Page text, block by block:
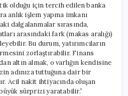
olduğu için tercih edilen banka
anlık işlem yapma imkanı
dalgalanmalar sırasında,
arasındaki fark (makas aralığı)
Bu durum, yatırımcıların
zorlaştırabilir. Finans
altın almak, o varlığın kendisine
adınıza tuttuğuna dair bir
Acil nakit ihtiyacında oluşan
sürprizi yaratabilir.”